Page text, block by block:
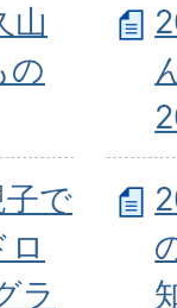
山
の
で
ラ